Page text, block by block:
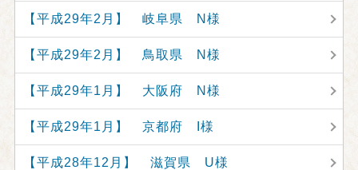
【平成29年2月】 岐阜県 N様
【平成29年2月】 鳥取県 N様
【平成29年1月】 大阪府 N様
【平成29年1月】 京都府 I様
【平成28年12月】 滋賀県 U様